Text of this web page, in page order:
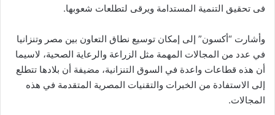
فى تحقيق التنمية المستدامة ويرقى لتطلعات شعوبها.
وأشارت “أكسون” إلى إمكان توسيع نطاق التعاون بين مصر وتنزانيا
في عدد من المجالات المهمة مثل الزراعة والرعاية الصحية، لاسيما
أن هذه قطاعات واعدة في السوق التنزانية، مضيفة أن بلادها تتطلع
إلى الاستفادة من الخبرات والتقنيات المصرية المتقدمة في هذه
المجالات.